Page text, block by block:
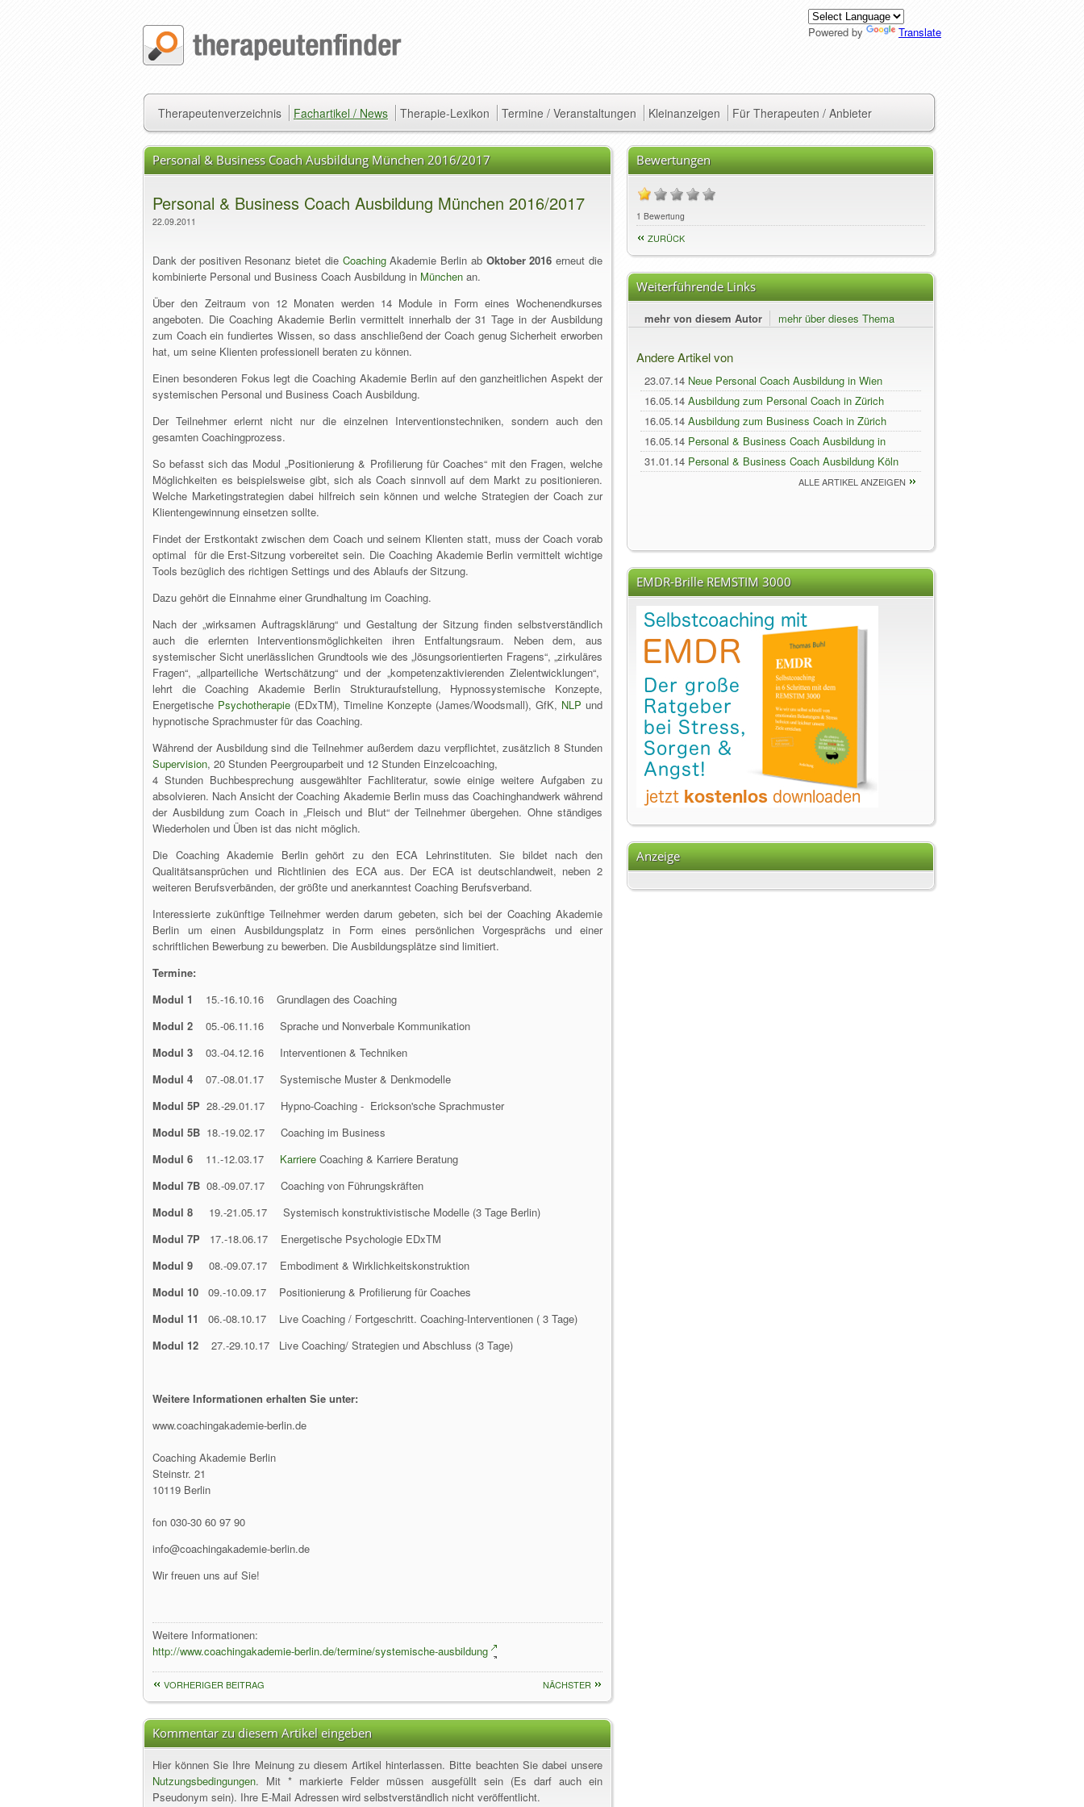
Powered by Translate
Therapeutenverzeichnis Fachartikel / News Therapie-Lexikon Termine / Veranstaltungen Kleinanzeigen Für Therapeuten / Anbieter
Personal & Business Coach Ausbildung München 2016/2017
Personal & Business Coach Ausbildung München 2016/2017
22.09.2011
Dank der positiven Resonanz bietet die CoachingAkademie Berlin ab Oktober 2016erneut die
kombinierte Personal und Business Coach Ausbildung in München an.
Über den Zeitraum von 12 Monaten werden 14 Module in Form eines Wochenendkurses
angeboten. Die Coaching Akademie Berlin vermittelt innerhalb der 31 Tage in der Ausbildung
zum Coach ein fundiertes Wissen, so dass anschließend der Coach genug Sicherheit erworben
hat, um seine Klienten professionell beraten zu können.
Einen besonderen Fokus legt die Coaching Akademie Berlin auf den ganzheitlichen Aspekt der
systemischen Personal und Business Coach Ausbildung.
Der Teilnehmer erlernt nicht nur die einzelnen Interventionstechniken, sondern auch den
gesamten Coachingprozess.
So befasst sich das Modul „Positionierung & Profilierung für Coaches“ mit den Fragen, welche
Möglichkeiten es beispielsweise gibt, sich als Coach sinnvoll auf dem Markt zu positionieren.
Welche Marketingstrategien dabei hilfreich sein können und welche Strategien der Coach zur
Klientengewinnung einsetzen sollte.
Findet der Erstkontakt zwischen dem Coach und seinem Klienten statt, muss der Coach vorab
optimal für die Erst-Sitzung vorbereitet sein. Die Coaching Akademie Berlin vermittelt wichtige
Tools bezüglich des richtigen Settings und des Ablaufs der Sitzung.
Dazu gehört die Einnahme einer Grundhaltung im Coaching.
Nach der „wirksamen Auftragsklärung“ und Gestaltung der Sitzung finden selbstverständlich
auch die erlernten Interventionsmöglichkeiten ihren Entfaltungsraum. Neben dem, aus
systemischer Sicht unerlässlichen Grundtools wie des „lösungsorientierten Fragens“, „zirkuläres
Fragen“, „allparteiliche Wertschätzung“ und der „kompetenzaktivierenden Zielentwicklungen“,
lehrt die Coaching Akademie Berlin Strukturaufstellung, Hypnossystemische Konzepte,
Energetische Psychotherapie (EDxTM), Timeline Konzepte (James/Woodsmall), GfK, NLP und
hypnotische Sprachmuster für das Coaching.
Während der Ausbildung sind die Teilnehmer außerdem dazu verpflichtet, zusätzlich 8 Stunden
Supervision, 20 Stunden Peergrouparbeit und 12 Stunden Einzelcoaching,
4 Stunden Buchbesprechung ausgewählter Fachliteratur, sowie einige weitere Aufgaben zu
absolvieren. Nach Ansicht der Coaching Akademie Berlin muss das Coachinghandwerk während
der Ausbildung zum Coach in „Fleisch und Blut“ der Teilnehmer übergehen. Ohne ständiges
Wiederholen und Üben ist das nicht möglich.
Die Coaching Akademie Berlin gehört zu den ECA Lehrinstituten. Sie bildet nach den
Qualitätsansprüchen und Richtlinien des ECA aus. Der ECA ist deutschlandweit, neben 2
weiteren Berufsverbänden, der größte und anerkanntest Coaching Berufsverband.
Interessierte zukünftige Teilnehmer werden darum gebeten, sich bei der Coaching Akademie
Berlin um einen Ausbildungsplatz in Form eines persönlichen Vorgesprächs und einer
schriftlichen Bewerbung zu bewerben. Die Ausbildungsplätze sind limitiert.
Termine:
Modul 1 15.-16.10.16 Grundlagen des Coaching
Modul 2 05.-06.11.16 Sprache und Nonverbale Kommunikation
Modul 3 03.-04.12.16 Interventionen & Techniken
Modul 4
07.-08.01.17 Systemische Muster & Denkmodelle
Modul 5P 28.-29.01.17 Hypno-Coaching - Erickson'sche Sprachmuster
Modul 5B 18.-19.02.17 Coaching im Business
Modul 6 11.-12.03.17 Karriere Coaching & Karriere Beratung
Modul 7B 08.-09.07.17 Coaching von Führungskräften
Modul 8 19.-21.05.17 Systemisch konstruktivistische Modelle (3 Tage Berlin)
Modul 7P
17.-18.06.17 Energetische Psychologie EDxTM
Modul 9 08.-09.07.17 Embodiment & Wirklichkeitskonstruktion
Modul 10 09.-10.09.17 Positionierung & Profilierung für Coaches
Modul 11 06.-08.10.17 Live Coaching / Fortgeschritt. Coaching-Interventionen ( 3 Tage)
Modul 12 27.-29.10.17 Live Coaching/ Strategien und Abschluss (3 Tage)
Weitere Informationen erhalten Sie unter:
www.coachingakademie-berlin.de
Coaching Akademie Berlin
Steinstr. 21
10119 Berlin
fon 030-30 60 97 90
info@coachingakademie-berlin.de
Wir freuen uns auf Sie!
Weitere Informationen:
http://www.coachingakademie-berlin.de/termine/systemische-ausbildung
NÄCHSTER
VORHERIGER BEITRAG
Kommentar zu diesem Artikel eingeben
Hier können Sie Ihre Meinung zu diesem Artikel hinterlassen. Bitte beachten Sie dabei unsere
Nutzungsbedingungen. Mit * markierte Felder müssen ausgefüllt sein (Es darf auch ein
Pseudonym sein). Ihre E-Mail Adressen wird selbstverständlich nicht veröffentlicht.
Bewertungen
1 Bewertung
ZURÜCK
Weiterführende Links
mehr von diesem Autor mehr über dieses Thema
Andere Artikel von
23.07.14 Neue Personal Coach Ausbildung in Wien
2016/17
16.05.14 Ausbildung zum Personal Coach in Zürich
2016/17
16.05.14 Ausbildung zum Business Coach in Zürich
2016/17
16.05.14 Personal & Business Coach Ausbildung in
Zürich
31.01.14 Personal & Business Coach Ausbildung Köln
2016/17
ALLE ARTIKEL ANZEIGEN
EMDR-Brille REMSTIM 3000
Anzeige